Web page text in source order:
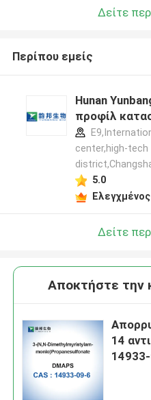
Δείτε
Περίπου εμείς
Hunan
προφίλ
center,high-tech
5.0
Δείτε
Αποκτήστε την
14